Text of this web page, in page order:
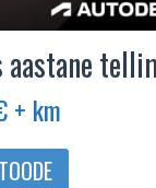
aastane
+ km